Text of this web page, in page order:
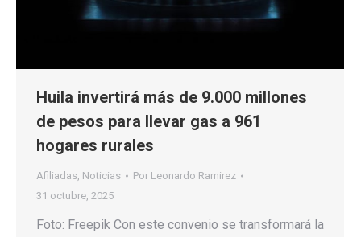
Huila invertirá más de 9.000 millones
de pesos para llevar gas a 961
hogares rurales
Afiliadas, Noticias Por Leonardo Ramirez
31 octubre, 2025
Foto: Freepik Con este convenio se transformará la